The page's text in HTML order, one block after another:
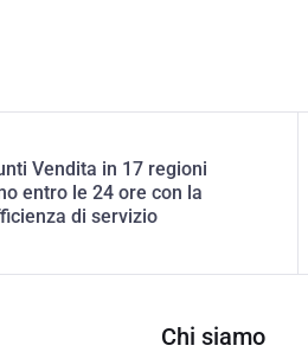
Vendita in 17 regioni
entro le 24 ore con la
di servizio
Chi siamo